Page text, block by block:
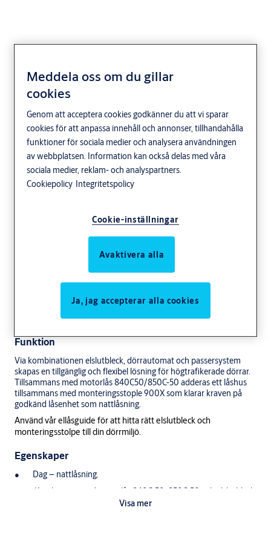
Monteringsstolpe
930X-13
Användningsområde
ASSA ABLOY Monteringsstolpar 900X är anpassade för
tillgänglighet via dörrautomatik, brandcellsgräns, krav på
utrymning, krav på paniklåsning samt krav på godkänd låsenhet.
Funktion
Via kombinationen elslutbleck, dörrautomat och passersystem
skapas en tillgänglig och flexibel lösning för högtrafikerade dörrar.
Tillsammans med motorlås 840C50/850C-50 adderas ett låshus
tillsammans med monteringsstople 900X som klarar kraven på
godkänd låsenhet som nattlåsning.
Använd vår ellåsguide för att hitta rätt elslutbleck och
monteringsstolpe till din dörrmiljö.
Egenskaper
Dag – nattlåsning.
Kombineras med motorlås 840C-50, 850C-50 och elslutbleck
Visa mer
Meddela oss om du gillar
cookies
Genom att acceptera cookies godkänner du att vi sparar
cookies för att anpassa innehåll och annonser, tillhandahålla
funktioner för sociala medier och analysera användningen
av webbplatsen. Information kan också delas med våra
sociala medier, reklam- och analyspartners.
Cookiepolicy Integritetspolicy
Cookie-inställningar
Avaktivera alla
Ja, jag accepterar alla cookies